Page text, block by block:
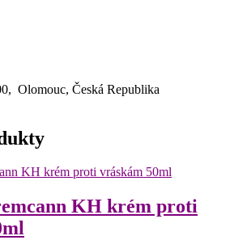
Olomouc, Česká Republika
KH krém proti